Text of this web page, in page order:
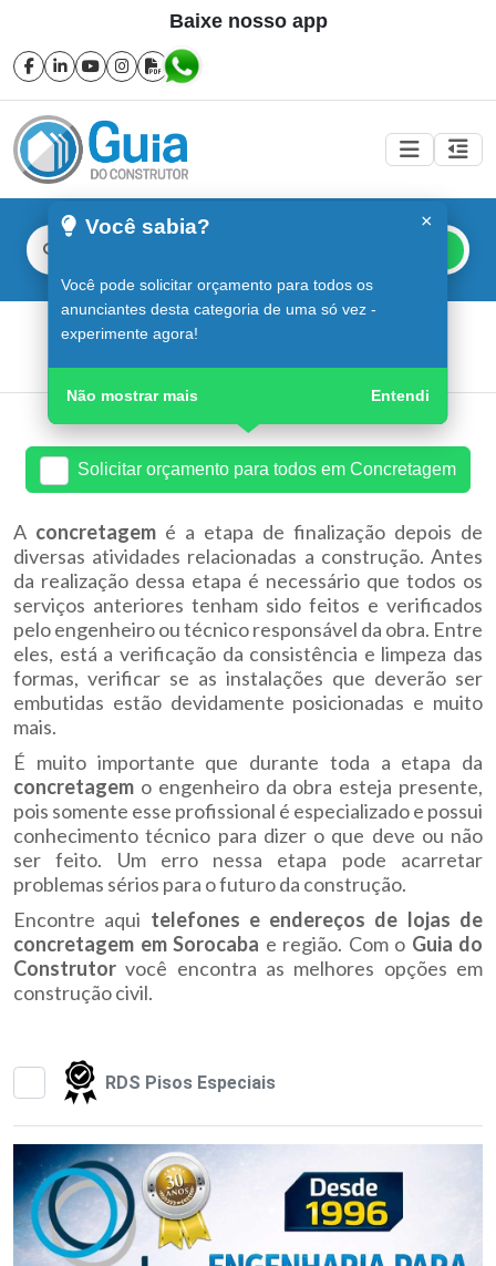
Baixe nosso app
Concretagem em Sorocaba
Guia do Construtor Guia Digital Concretagem
Solicitar orçamento para todos em Concretagem
×
Você sabia?
Você pode solicitar orçamento para todos os
anunciantes desta categoria de uma só vez -
experimente agora!
Não mostrar mais Entendi
A concretagem é a etapa de finalização depois de
diversas atividades relacionadas a construção. Antes
da realização dessa etapa é necessário que todos os
serviços anteriores tenham sido feitos e verificados
pelo engenheiro ou técnico responsável da obra. Entre
eles, está a verificação da consistência e limpeza das
formas, verificar se as instalações que deverão ser
embutidas estão devidamente posicionadas e muito
mais.
É muito importante que durante toda a etapa da
concretagem o engenheiro da obra esteja presente,
pois somente esse profissional é especializado e possui
conhecimento técnico para dizer o que deve ou não
ser feito. Um erro nessa etapa pode acarretar
problemas sérios para o futuro da construção.
Encontre aqui telefones e endereços de lojas de
concretagem em Sorocaba e região. Com o Guia do
Construtor você encontra as melhores opções em
construção civil.
RDS Pisos Especiais